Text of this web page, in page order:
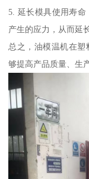
5. 延长模具使用寿
产生的应力，从而延
总之，油模温机在
够提高产品质量、生